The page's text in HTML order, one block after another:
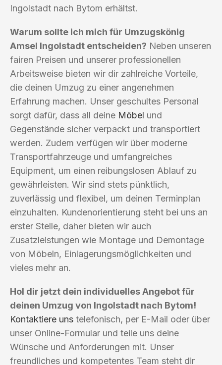
Ingolstadt nach Bytom erhältst.
Warum sollte ich mich für Umzugskönig
Amsel Ingolstadt entscheiden? Neben unseren
fairen Preisen und unserer professionellen
Arbeitsweise bieten wir dir zahlreiche Vorteile,
die deinen Umzug zu einer angenehmen
Erfahrung machen. Unser geschultes Personal
sorgt dafür, dass all deine Möbel und
Gegenstände sicher verpackt und transportiert
werden. Zudem verfügen wir über moderne
Transportfahrzeuge und umfangreiches
Equipment, um einen reibungslosen Ablauf zu
gewährleisten. Wir sind stets pünktlich,
zuverlässig und flexibel, um deinen Terminplan
einzuhalten. Kundenorientierung steht bei uns an
erster Stelle, daher bieten wir auch
Zusatzleistungen wie Montage und Demontage
von Möbeln, Einlagerungsmöglichkeiten und
vieles mehr an.
Hol dir jetzt dein individuelles Angebot für
deinen Umzug von Ingolstadt nach Bytom!
Kontaktiere uns telefonisch, per E-Mail oder über
unser Online-Formular und teile uns deine
Wünsche und Anforderungen mit. Unser
freundliches und kompetentes Team steht dir